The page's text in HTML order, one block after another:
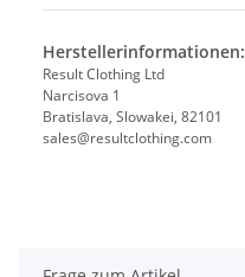
Herstellerinformationen:
Result Clothing Ltd
Narcisova 1
Bratislava, Slowakei, 82101
sales@resultclothing.com